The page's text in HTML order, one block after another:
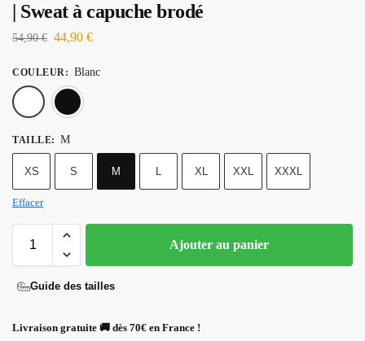
| Sweat à capuche brodé
54,90€ 44,90 €
COULEUR : Blanc
TAILLE: M
XS S M L XL XXL XXXL
Effacer
Ajouter au panier
Guide des tailles
Livraison gratuite 🚚 dès 70€ en France !